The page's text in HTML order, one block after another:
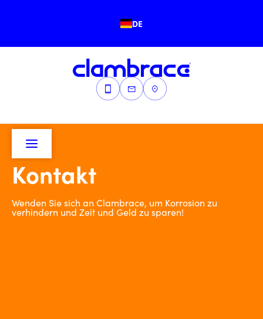
DE
Kontakt
Wenden Sie sich an Clambrace, um Korrosion zu
verhindern und Zeit und Geld zu sparen!